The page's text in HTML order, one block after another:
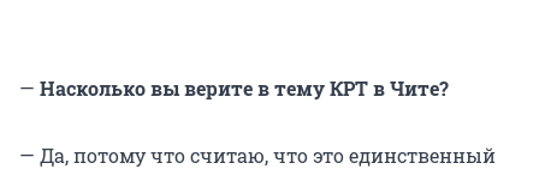
— Насколько вы верите в тему КРТ в Чите?
— Да, потому что считаю, что это единственный